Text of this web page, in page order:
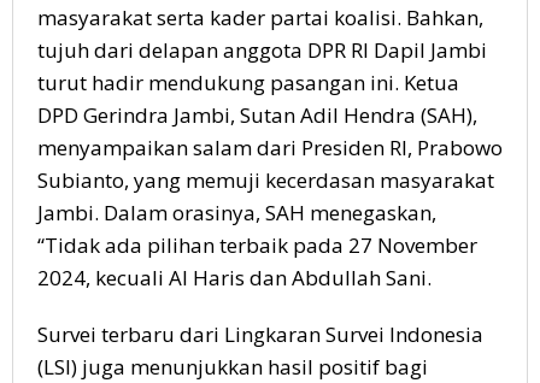
masyarakat serta kader partai koalisi. Bahkan,
tujuh dari delapan anggota DPR RI Dapil Jambi
turut hadir mendukung pasangan ini. Ketua
DPD Gerindra Jambi, Sutan Adil Hendra (SAH),
menyampaikan salam dari Presiden RI, Prabowo
Subianto, yang memuji kecerdasan masyarakat
Jambi. Dalam orasinya, SAH menegaskan,
“Tidak ada pilihan terbaik pada 27 November
2024, kecuali Al Haris dan Abdullah Sani.
Survei terbaru dari Lingkaran Survei Indonesia
(LSI) juga menunjukkan hasil positif bagi